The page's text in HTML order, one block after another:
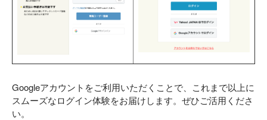
Googleアカウントをご利用いただくことで、これまで以上に
スムーズなログイン体験をお届けします。ぜひご活用くださ
い。